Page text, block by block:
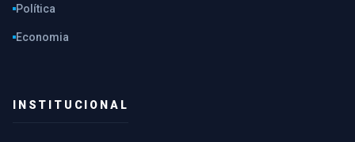
Política
Economia
INSTITUCIONAL